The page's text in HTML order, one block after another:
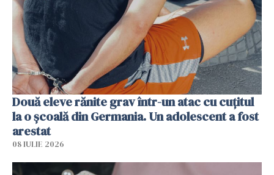
Două eleve rănite grav într-un atac cu cuțitul
la o școală din Germania. Un adolescent a fost
arestat
08 IULIE 2026